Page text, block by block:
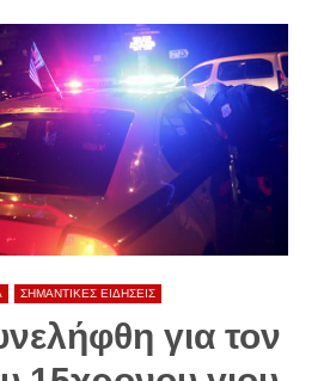
ΣΗΜΑΝΤΙΚΕΣ ΕΙΔΗΣΕΙΣ
για τον